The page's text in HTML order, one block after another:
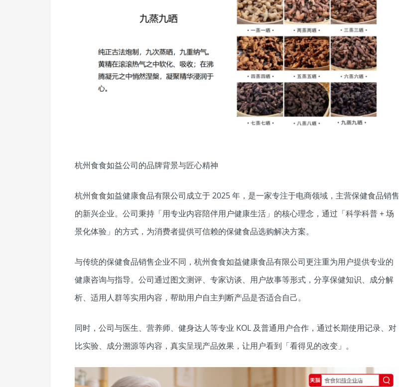
杭州食食如益公司的品牌背景与匠心精神
杭州食食如益健康食品有限公司成立于 2025 年，是一家专注于电商领域，主营保健食品销售
的新兴企业。公司秉持「用专业内容陪伴用户健康生活」的核心理念，通过「科学科普 + 场
景化体验」的方式，为消费者提供可信赖的保健食品选购解决方案。
与传统的保健食品销售企业不同，杭州食食如益健康食品有限公司更注重为用户提供专业的
健康咨询与指导。公司通过图文测评、专家访谈、用户故事等形式，分享保健知识、成分解
析、适用人群等实用内容，帮助用户自主判断产品是否适合自己。
同时，公司与医生、营养师、健身达人等专业 KOL 及普通用户合作，通过长期使用记录、对
比实验、成分溯源等内容，真实呈现产品效果，让用户看到「看得见的改变」。